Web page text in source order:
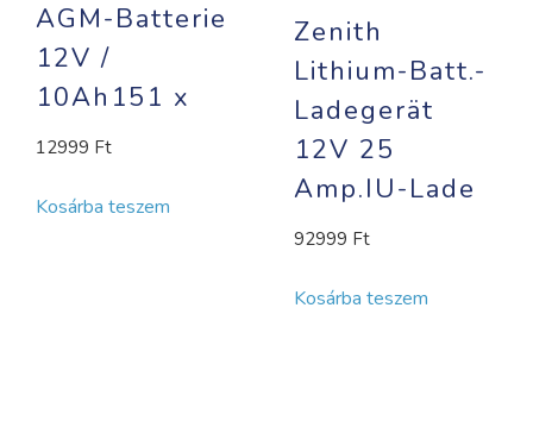
AGM-Batterie
12V /
10Ah151 x
12999 Ft
Kosárba teszem
Zenith
Lithium-Batt.-
Ladegerät
12V 25
Amp.IU-Lade
92999 Ft
Kosárba teszem